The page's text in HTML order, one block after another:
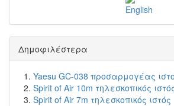
Δημοφιλέστερα
Yaesu GC-038 προσαρμογέας
Spirit of Air 10m τηλεσκοπικός
Spirit of Air 7m τηλεσκοπικός ιστός